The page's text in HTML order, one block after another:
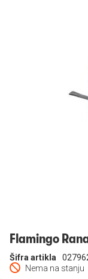
Flamingo
Nema na stanju
Šifra artikla